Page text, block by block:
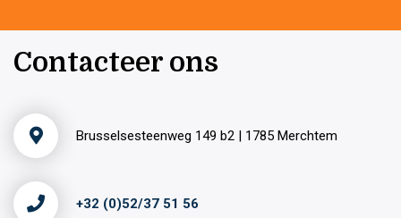
Contacteer ons
Brusselsesteenweg 149 b2 | 1785 Merchtem
+32 (0)52/37 51 56